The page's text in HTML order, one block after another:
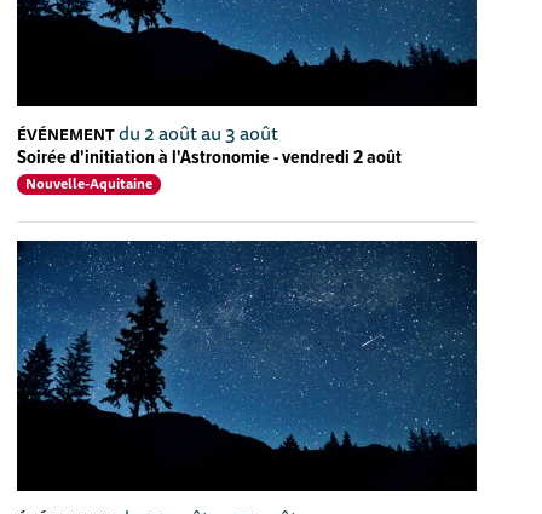
ÉVÉNEMENTdu 2 août au 3 août
Soirée d'initiation à l'Astronomie - vendredi 2 août
Nouvelle-Aquitaine